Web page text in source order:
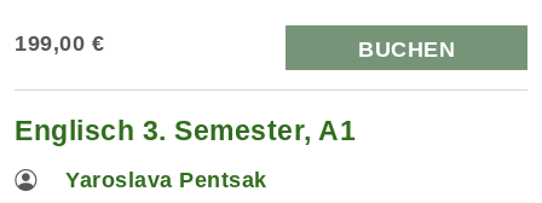
199,00 € BUCHEN
Englisch 3. Semester, A1
Yaroslava Pentsak